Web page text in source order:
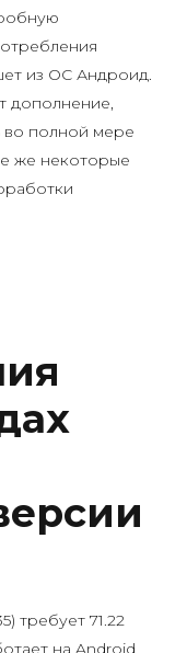
из ОС Андроид.
дополнение,
полной мере
же некоторые
требует 71.22
на Android